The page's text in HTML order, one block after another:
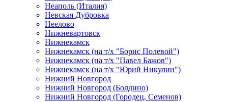
Неаполь (Италия)
Невская Дубровка
Неелово
Нижневартовск
Нижнекамск
Нижнекамск (на т/х "Борис Полевой")
Нижнекамск (на т/х "Павел Бажов")
Нижнекамск (на т/х "Юрий Никулин")
Нижний Новгород
Нижний Новгород (Болдино)
Нижний Новгород (Городец, Семенов)